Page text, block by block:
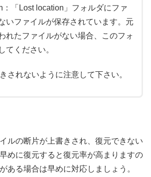
：「Lost location」フォルダにファ
いファイルが保存されています。元
れたファイルがない場合、このフォ
てください。
されないように注意して下さい。
ルの断片が上書きされ、復元できない
めに復元すると復元率が高まりますの
ある場合は早めに対応しましょう。